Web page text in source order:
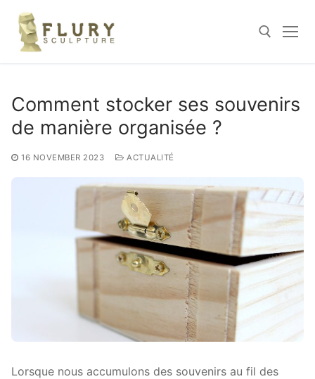
content
Comment stocker ses souvenirs
de manière organisée ?
16 NOVEMBER 2023 ACTUALITÉ
Lorsque nous accumulons des souvenirs au fil des